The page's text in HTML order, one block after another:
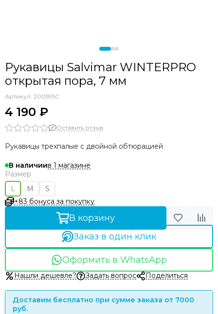
Рукавицы Salvimar WINTERPRO
открытая пора, 7 мм
Артикул: 200595C
4 190 ₽
Оставить отзыв
Рукавицы трехпалые с двойной обтюрацией
В наличиив 1 магазине
Размер
L
M
S
+83 бонуса за покупку
В корзину
Заказ в один клик
Оформить в WhatsApp
Нашли дешевле? Задать вопрос Поделиться
Доставим бесплатно при сумме заказа от 7000
руб.